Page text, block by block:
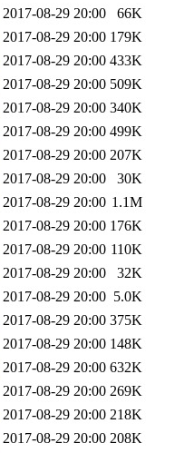
2017-08-29 20:00
66K
2017-08-29 20:00 179K
2017-08-29 20:00 433K
2017-08-29 20:00 509K
2017-08-29 20:00 340K
2017-08-29 20:00 499K
2017-08-29 20:00 207K
2017-08-29 20:00
30K
2017-08-29 20:00 1.1M
2017-08-29 20:00 176K
2017-08-29 20:00 110K
2017-08-29 20:00
32K
2017-08-29 20:00 5.0K
2017-08-29 20:00 375K
2017-08-29 20:00 148K
2017-08-29 20:00 632K
2017-08-29 20:00 269K
2017-08-29 20:00 218K
2017-08-29 20:00 208K